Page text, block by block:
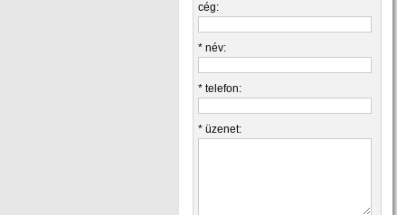
cég:
* név:
* telefon:
* üzenet: